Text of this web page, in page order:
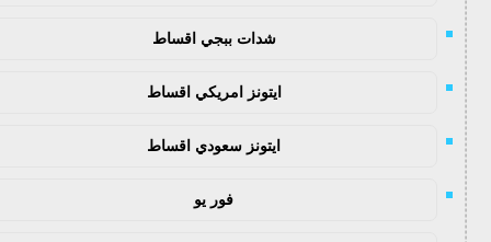
شدات ببجي اقساط
ايتونز امريكي اقساط
ايتونز سعودي اقساط
فور يو